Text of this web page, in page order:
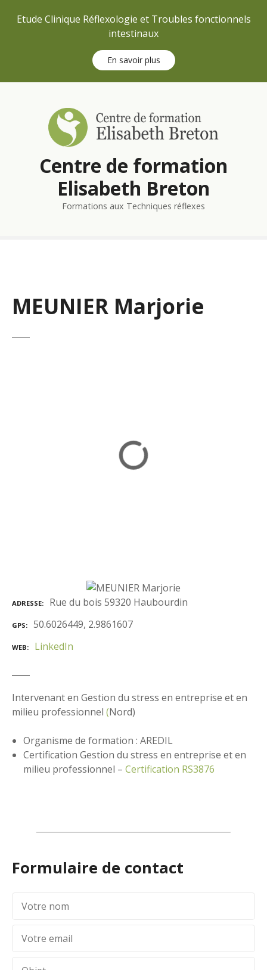
Etude Clinique Réflexologie et Troubles fonctionnels
intestinaux
En savoir plus
Centre de formation
Elisabeth Breton
Formations aux Techniques réflexes
MEUNIER Marjorie
ADRESSE Rue du bois 59320 Haubourdin
GPS 50.6026449, 2.9861607
WEB LinkedIn
Intervenant en Gestion du stress en entreprise et en
milieu professionnel (Nord)
Organisme de formation : AREDIL
Certification Gestion du stress en entreprise et en
milieu professionnel –Certification RS3876
Formulaire de contact